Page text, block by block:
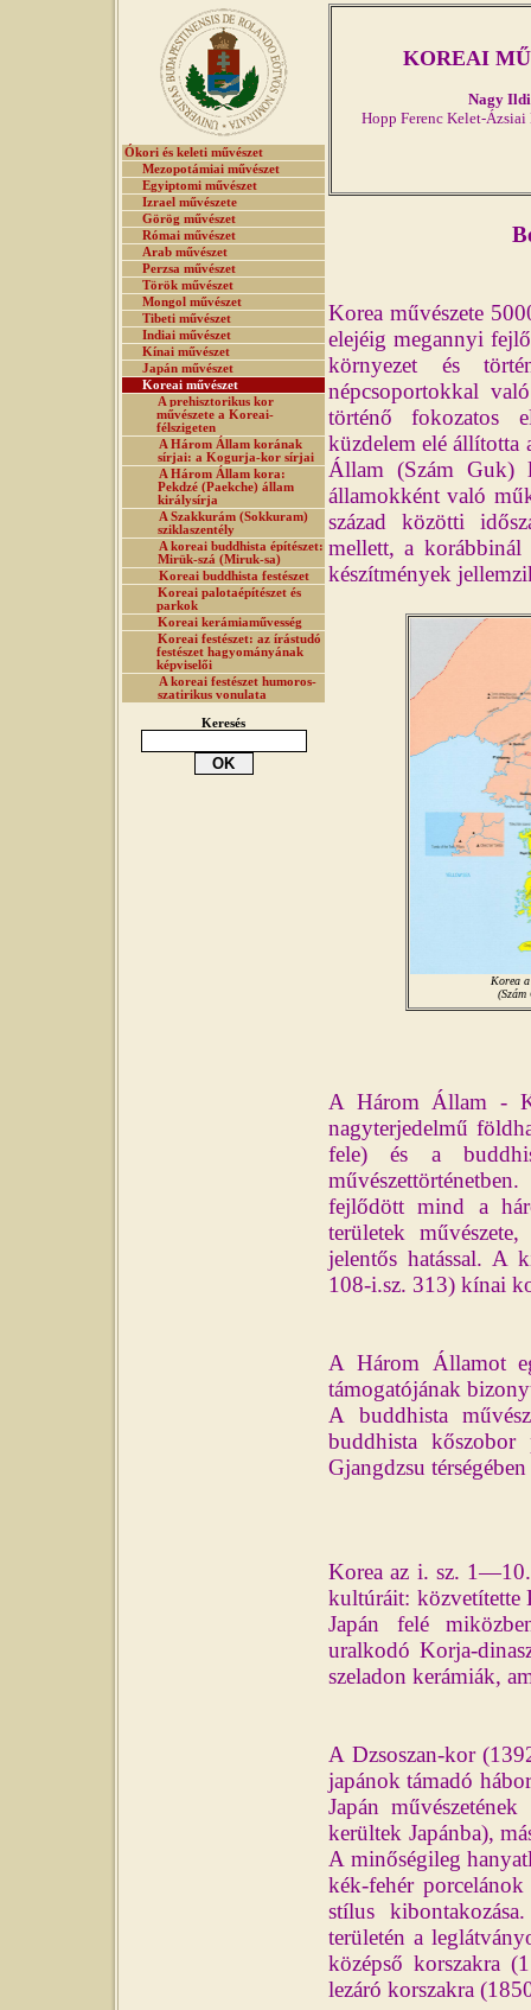
Ókori és keleti művészet
Mezopotámiai művészet
Egyiptomi művészet
Izrael művészete
Görög művészet
Római művészet
Arab művészet
Perzsa művészet
Török művészet
Mongol művészet
Tibeti művészet
Indiai művészet
Kínai művészet
Japán művészet
Koreai művészet
A prehisztorikus kor
művészete a Koreai-
félszigeten
A Három Állam korának
sírjai: a Kogurja-kor sírjai
A Három Állam kora:
Pekdzé (Paekche) állam
királysírja
A Szakkurám (Sokkuram)
sziklaszentély
A koreai buddhista építészet:
Mirük-szá (Miruk-sa)
Koreai buddhista festészet
Koreai palotaépítészet és
parkok
Koreai kerámiaművesség
Koreai festészet: az írástudó
festészet hagyományának
képviselői
A koreai festészet humoros-
szatirikus vonulata
Keresés
KOREAI
Nagy
Hopp Ferenc Kelet-
Korea művészete
elejéig megannyi
környezet és
népcsoportokkal
történő fokozatos
küzdelem elé állította
Állam (Szám Guk)
államokként való
század közötti
mellett, a korábbinál
készítmények
Korea
(Szám
A Három Állam -
nagyterjedelmű
fele) és a
fejlődött mind a
területek
jelentős hatással. A
108-i.sz. 313) kínai
A Három Államot
támogatójának
A buddhista
buddhista kőszobor
Gjangdzsu
Korea az i. sz. 1—10.
kultúráit: közvetítette
Japán felé
uralkodó Korja-
szeladon kerámiák,
A Dzsoszan-kor
japánok támadó
Japán
kerültek Japánba),
A minőségileg
kék-fehér
stílus
területén a
középső korszakra
lezáró korszakra